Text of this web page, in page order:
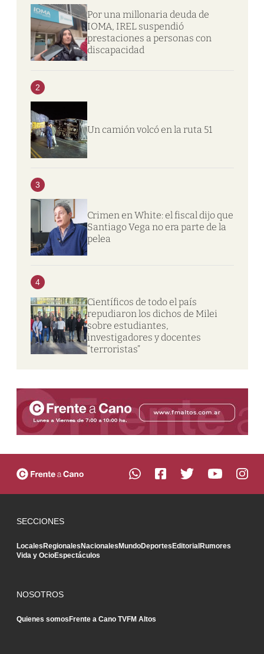
Por una millonaria deuda de
IOMA, IREL suspendió
prestaciones a personas con
discapacidad
2
Un camión volcó en la ruta 51
3
Crimen en White: el fiscal dijo que
Santiago Vega no era parte de la
pelea
4
Científicos de todo el país
repudiaron los dichos de Milei
sobre estudiantes,
investigadores y docentes
“terroristas”
SECCIONES
LocalesRegionalesNacionalesMundoDeportesEditorialRumores
Vida y OcioEspectáculos
NOSOTROS
Quienes somosFrente a Cano TVFM Altos